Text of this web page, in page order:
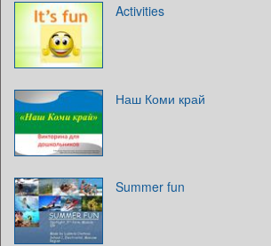
Activities
Наш Коми край
Summer fun